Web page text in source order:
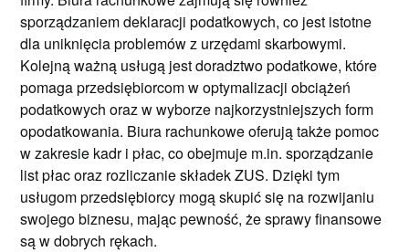
sporządzaniem deklaracji podatkowych, co jest istotne
dla uniknięcia problemów z urzędami skarbowymi.
Kolejną ważną usługą jest doradztwo podatkowe, które
pomaga przedsiębiorcom w optymalizacji obciążeń
podatkowych oraz w wyborze najkorzystniejszych form
opodatkowania. Biura rachunkowe oferują także pomoc
w zakresie kadr i płac, co obejmuje m.in. sporządzanie
list płac oraz rozliczanie składek ZUS. Dzięki tym
usługom przedsiębiorcy mogą skupić się na rozwijaniu
swojego biznesu, mając pewność, że sprawy finansowe
są w dobrych rękach.